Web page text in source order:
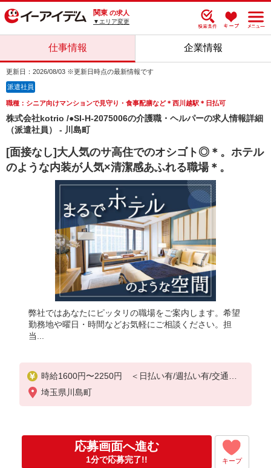
関東 の求人
▼エリア変更
仕事情報 企業情報
更新日：2026/08/03 ※更新日時点の最新情報です
派遣社員
職種：シニア向けマンションで見守り・食事配膳など＊西川越駅＊日払可
株式会社kotrio /●SI-H-2075006の介護職・ヘルパーの求人情報詳細
（派遣社員） - 川島町
[面接なし]大人気のサ高住でのオシゴト◎＊。ホテル
のような内装が人気×清潔感あふれる職場＊。
弊社ではあなたにピッタリの職場をご案内します。希望
勤務地や曜日・時間などお気軽にご相談ください。担
当...
時給1600円〜2250円 ＜日払い有/週払い有/交通費
全支給(ガソリン代含む)＞
埼玉県川島町
応募画面へ進む
1分で応募完了!! キープ